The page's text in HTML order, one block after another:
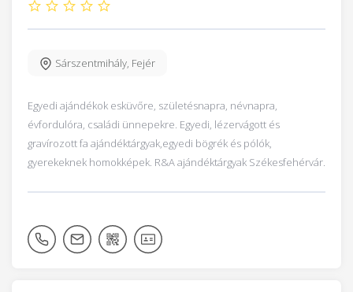
Sárszentmihály, Fejér
Egyedi ajándékok esküvőre, születésnapra, névnapra,
évfordulóra, családi ünnepekre. Egyedi, lézervágott és
gravírozott fa ajándéktárgyak,egyedi bögrék és pólók,
gyerekeknek homokképek. R&A ajándéktárgyak Székesfehérvár.